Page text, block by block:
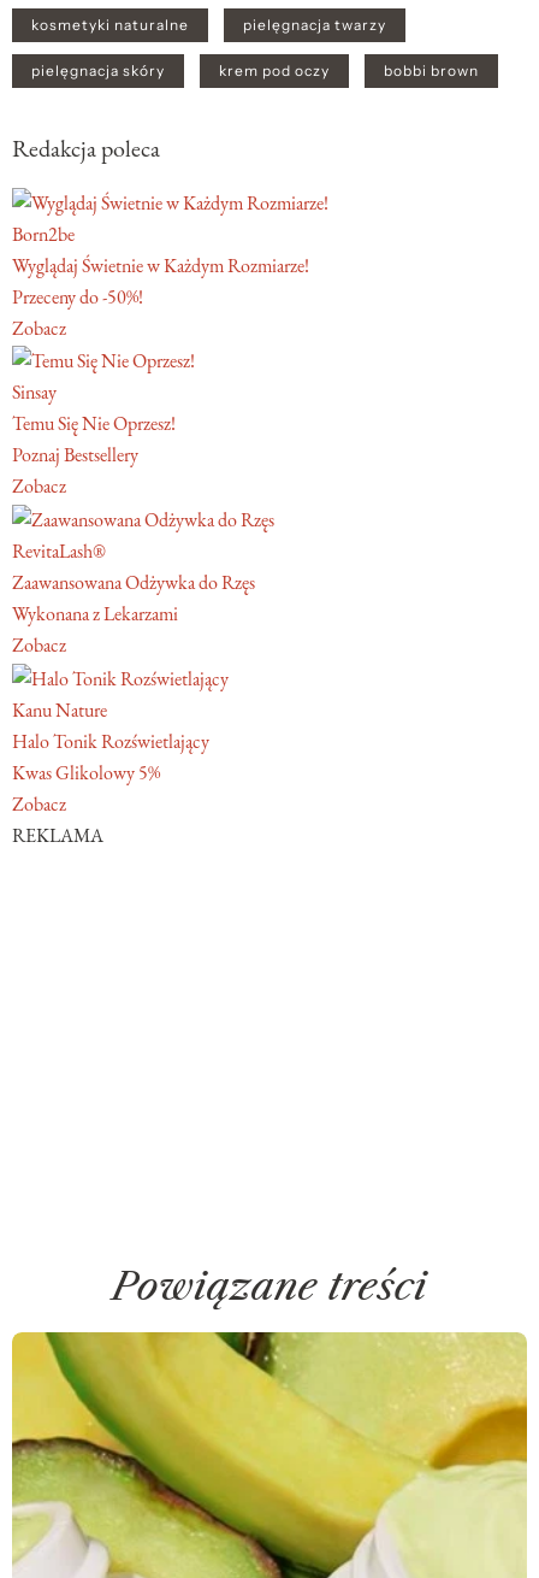
kosmetyki naturalne pielęgnacja twarzy
pielęgnacja skóry krem pod oczy bobbi brown
Redakcja poleca
Born2be
Wyglądaj Świetnie w Każdym Rozmiarze!
Przeceny do -50%!
Zobacz
Sinsay
Temu Się Nie Oprzesz!
Poznaj Bestsellery
Zobacz
RevitaLash®
Zaawansowana Odżywka do Rzęs
Wykonana z Lekarzami
Zobacz
Kanu Nature
Halo Tonik Rozświetlający
Kwas Glikolowy 5%
Zobacz
REKLAMA
Powiązane treści